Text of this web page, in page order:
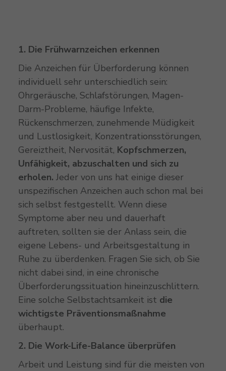
1. Die Frühwarnzeichen erkennen
Die Anzeichen für Überforderung können
individuell sehr unterschiedlich sein:
Ohrgeräusche, Schlafstörungen, Magen-
Darm-Probleme, häufige Infekte,
Rückenschmerzen, zunehmende Müdigkeit
und Lustlosigkeit, Konzentrationsstörungen,
Gereiztheit, Nervosität, Kopfschmerzen,
Unfähigkeit, abzuschalten und sich zu
erholen. Jeder von uns hat einige dieser
unspezifischen Anzeichen auch schon mal bei
sich selbst festgestellt. Wenn diese
Symptome aber neu und dauerhaft
auftreten, sollten sie der Anlass sein, die
eigene Lebens- und Arbeitsgestaltung in
Ruhe zu überdenken. Fragen Sie sich, ob Sie
nicht dabei sind, in eine chronische
Überforderungssituation hineinzuschlittern.
Eine solche Selbstachtsamkeit ist die
wichtigste Präventionsmaßnahme
überhaupt.
2. Die Work-Life-Balance überprüfen
Arbeit und Leistung sind für die meisten von